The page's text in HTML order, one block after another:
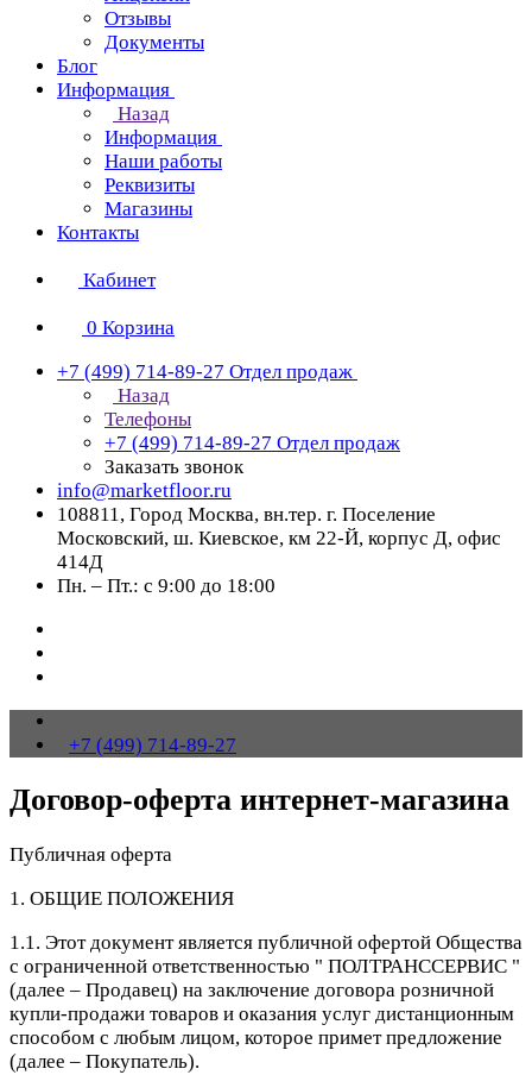
Отзывы
Документы
Блог
Информация
Назад
Информация
Наши работы
Реквизиты
Магазины
Контакты
Кабинет
0 Корзина
+7 (499) 714-89-27 Отдел продаж
Назад
Телефоны
+7 (499) 714-89-27 Отдел продаж
Заказать звонок
info@marketfloor.ru
108811, Город Москва, вн.тер. г. Поселение
Московский, ш. Киевское, км 22-Й, корпус Д, офис
414Д
Пн. – Пт.: с 9:00 до 18:00
+7 (499) 714-89-27
Договор-оферта интернет-магазина
Публичная оферта
1. ОБЩИЕ ПОЛОЖЕНИЯ
1.1. Этот документ является публичной офертой Общества
с ограниченной ответственностью " ПОЛТРАНССЕРВИС "
(далее – Продавец) на заключение договора розничной
купли-продажи товаров и оказания услуг дистанционным
способом с любым лицом, которое примет предложение
(далее – Покупатель).